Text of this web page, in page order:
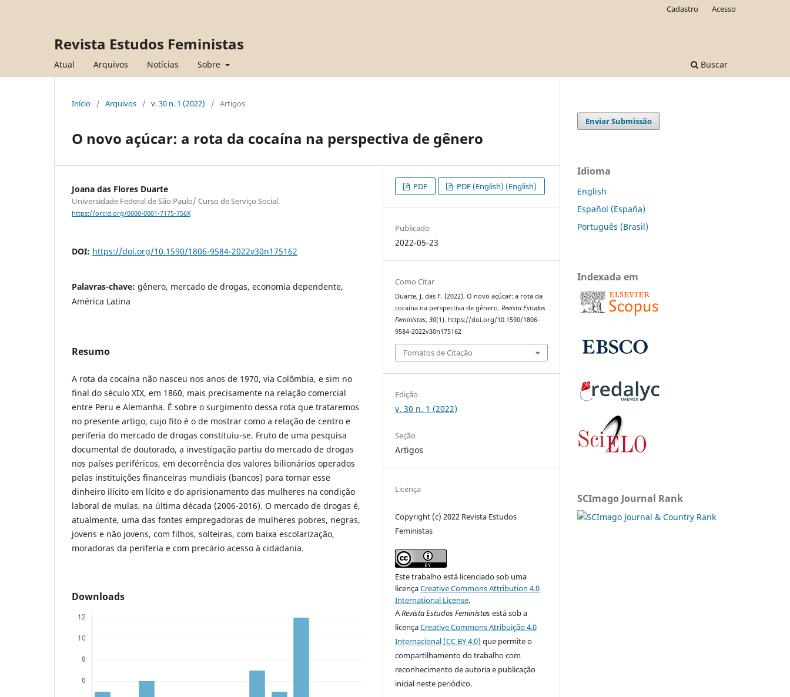
Revista Estudos Feministas
Atual Arquivos Notícias Sobre Buscar
Cadastro Acesso
Início / Arquivos / v. 30 n. 1 (2022) / Artigos
O novo açúcar: a rota da cocaína na perspectiva de gênero
Joana das Flores Duarte
Universidade Federal de São Paulo/ Curso de Serviço Social.
https://orcid.org/0000-0001-7175-756X
DOI: https://doi.org/10.1590/1806-9584-2022v30n175162
Palavras-chave: gênero, mercado de drogas, economia dependente,
América Latina
Resumo
A rota da cocaína não nasceu nos anos de 1970, via Colômbia, e sim no
final do século XIX, em 1860, mais precisamente na relação comercial
entre Peru e Alemanha. É sobre o surgimento dessa rota que trataremos
no presente artigo, cujo fito é o de mostrar como a relação de centro e
periferia do mercado de drogas constituiu-se. Fruto de uma pesquisa
documental de doutorado, a investigação partiu do mercado de drogas
nos países periféricos, em decorrência dos valores bilionários operados
pelas instituições financeiras mundiais (bancos) para tornar esse
dinheiro ilícito em lícito e do aprisionamento das mulheres na condição
laboral de mulas, na última década (2006-2016). O mercado de drogas é,
atualmente, uma das fontes empregadoras de mulheres pobres, negras,
jovens e não jovens, com filhos, solteiras, com baixa escolarização,
moradoras da periferia e com precário acesso à cidadania.
Downloads
PDF PDF (English) (English)
Publicado
2022-05-23
Como Citar
Duarte, J. das F. (2022). O novo açúcar: a rota da
cocaína na perspectiva de gênero.Revista Estudos
Feministas,30(1). https://doi.org/10.1590/1806-
9584-2022v30n175162
Fomatos de Citação
Edição
v. 30 n. 1 (2022)
Seção
Artigos
Licença
Copyright (c) 2022 Revista Estudos
Feministas
Este trabalho está licenciado sob uma
licençaCreative Commons Attribution 4.0
International License.
ARevista Estudos Feministasestá sob a
licençaCreative Commons Atribuição 4.0
Internacional (CC BY 4.0) que permite o
compartilhamento do trabalho com
reconhecimento de autoria e publicação
inicial neste periódico.
Enviar Submissão
Idioma
English
Español (España)
Português (Brasil)
Indexada em
SCImago Journal Rank